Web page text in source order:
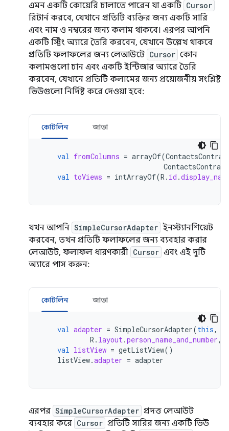
এমন একটি কোয়েরি চালাতে পারেন যা একটি Cursor
রিটার্ন করবে, যেখানে প্রতিটি ব্যক্তির জন্য একটি সারি
এবং নাম ও নম্বরের জন্য কলাম থাকবে। এরপর আপনি
একটি স্ট্রিং অ্যারে তৈরি করবেন, যেখানে উল্লেখ থাকবে
প্রতিটি ফলাফলের জন্য লেআউটে Cursor কোন
কলামগুলো চান এবং একটি ইন্টিজার অ্যারে তৈরি
করবেন, যেখানে প্রতিটি কলামের জন্য প্রয়োজনীয় সংশ্লিষ্ট
ভিউগুলো নির্দিষ্ট করে দেওয়া হবে:
কোটলিন জাভা
val fromColumns = arrayOf(
ContactsContract
val toViews = intArrayOf(R . id .
যখন আপনি SimpleCursorAdapter ইনস্ট্যানশিয়েট
করবেন, তখন প্রতিটি ফলাফলের জন্য ব্যবহার করার
লেআউট, ফলাফল ধারণকারী Cursor এবং এই দুটি
অ্যারে পাস করুন:
কোটলিন জাভা
val adapter = SimpleCursorAdapter(this,
R . layout.person_name_and_number,
val listView = getListView()
listView.adapter = adapter
এরপর SimpleCursorAdapter প্রদত্ত লেআউট
ব্যবহার করে Cursor প্রতিটি সারির জন্য একটি ভিউ